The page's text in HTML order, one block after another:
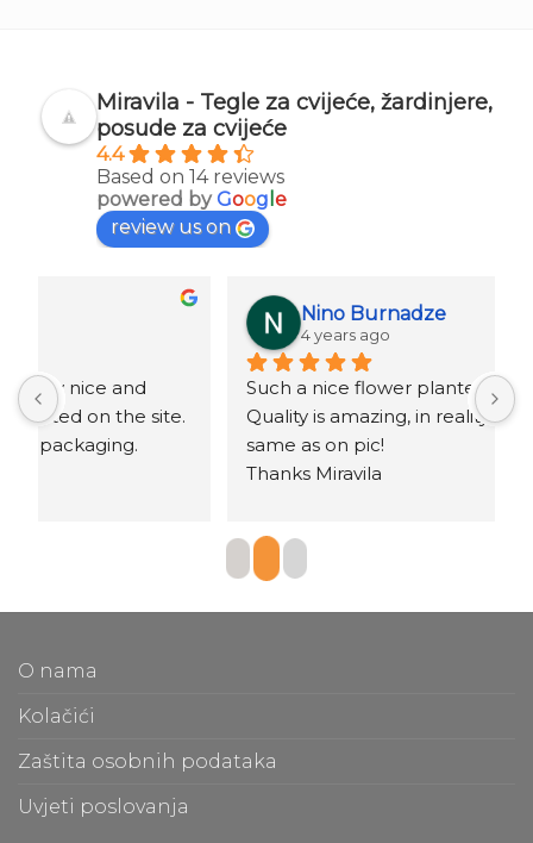
Miravila - Tegle za cvijeće, žardinjere,
posude za cvijeće
4.4
Based on 14 reviews
powered byGoog e
review us on
Nino Burnadze
Such a nice flower planters!
Quality is amazing, in reality they are the
same as on pic!
O nama
Kolačići
Zaštita osobnih podataka
Uvjeti poslovanja